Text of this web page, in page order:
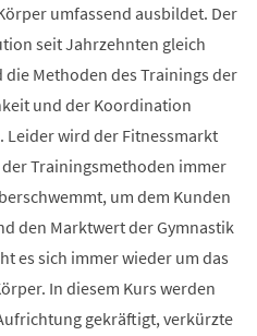
umfassend ausbildet. Der
seit Jahrzehnten gleich
Methoden des Trainings der
und der Koordination
wird der Fitnessmarkt
Trainingsmethoden immer
um dem Kunden
den Marktwert der Gymnastik
es sich immer wieder um das
In diesem Kurs werden
gekräftigt, verkürzte